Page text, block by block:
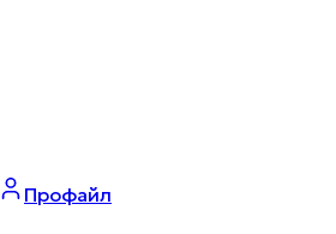
Профайл